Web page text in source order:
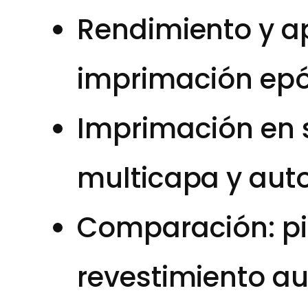
Rendimiento y
imprimación
Imprimación en
multicapa y
Comparación:
revestimiento